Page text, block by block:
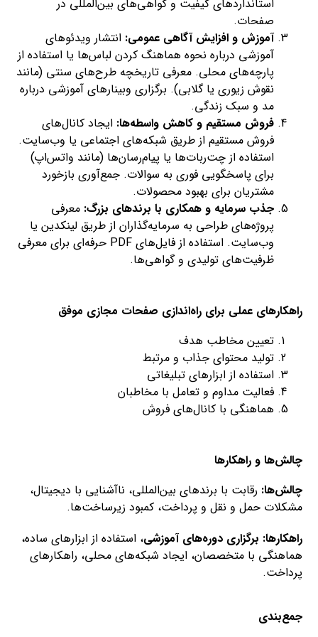
استانداردهای کیفیت و گواهی‌های بین‌المللی در
صفحات.
آموزش و افزایش آگاهی عمومی: انتشار ویدئوهای
آموزشی درباره نحوه هماهنگ کردن لباس‌ها یا استفاده از
پارچه‌های محلی. معرفی تاریخچه طرح‌های سنتی (مانند
نقوش زیوری یا گلابی). برگزاری وبینارهای آموزشی درباره
مد و سبک زندگی.
فروش مستقیم و کاهش واسطه‌ها: ایجاد کانال‌های
فروش مستقیم از طریق شبکه‌های اجتماعی یا وب‌سایت.
استفاده از چت‌ربات‌ها یا پیام‌رسان‌ها (مانند واتس‌اپ)
برای پاسخگویی فوری به سوالات. جمع‌آوری بازخورد
مشتریان برای بهبود محصولات.
جذب سرمایه و همکاری با برندهای بزرگ: معرفی
پروژه‌های طراحی به سرمایه‌گذاران از طریق لینکدین یا
وب‌سایت. استفاده از فایل‌های PDF حرفه‌ای برای معرفی
ظرفیت‌های تولیدی و گواهی‌ها.
راهکارهای عملی برای راه‌اندازی صفحات مجازی موفق
تعیین مخاطب هدف
تولید محتوای جذاب و مرتبط
استفاده از ابزارهای تبلیغاتی
فعالیت مداوم و تعامل با مخاطبان
هماهنگی با کانال‌های فروش
چالش‌ها و راهکارها
چالش‌ها: رقابت با برندهای بین‌المللی، ناآشنایی با دیجیتال،
مشکلات حمل و نقل و پرداخت، کمبود زیرساخت‌ها.
راهکارها: برگزاری دوره‌های آموزشی، استفاده از ابزارهای ساده،
هماهنگی با متخصصان، ایجاد شبکه‌های محلی، راهکارهای
پرداخت.
جمع‌بندی